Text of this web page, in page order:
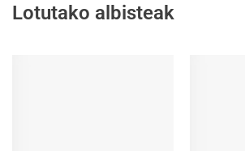
Lotutako albisteak